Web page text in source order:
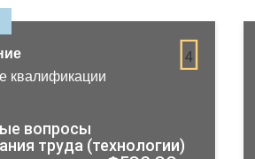
4
квалификации
вопросы
труда (технологии)